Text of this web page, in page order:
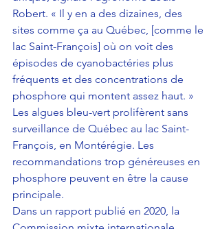
Robert. « Il y en a des dizaines, des
sites comme ça au Québec, [comme le
lac Saint-François] où on voit des
épisodes de cyanobactéries plus
fréquents et des concentrations de
phosphore qui montent assez haut. »
Les algues bleu-vert prolifèrent sans
surveillance de Québec au lac Saint-
François, en Montérégie. Les
recommandations trop généreuses en
phosphore peuvent en être la cause
principale.
Dans un rapport publié en 2020, la